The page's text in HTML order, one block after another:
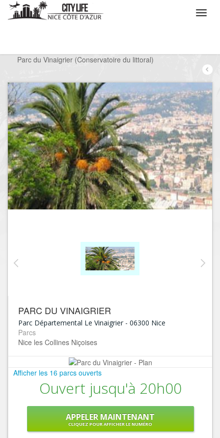
Parc du Vinaigrier (Conservatoire du littoral)
PARC DU VINAIGRIER
Parc Départemental Le Vinaigrier - 06300 Nice
Parcs
Nice les Collines Niçoises
Afficher les 16 parcs ouverts
Ouvert jusqu'à 20h00
APPELER MAINTENANT
CLIQUEZ POUR AFFICHER LE NUMÉRO